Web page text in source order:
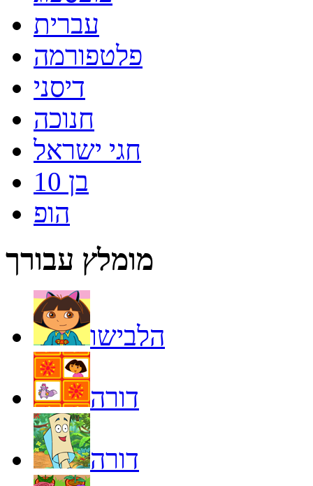
עברית
פלטפורמה
דיסני
חנוכה
חגי ישראל
בן 10
הופ
מומלץ עבורך
הלבישו
דורה
דורה